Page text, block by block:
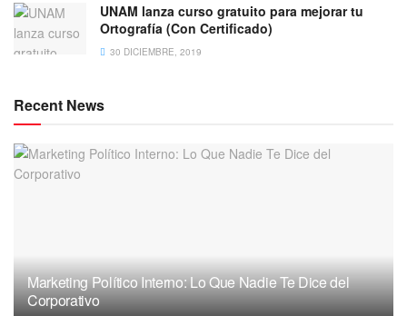
UNAM lanza curso gratuito para mejorar tu
Ortografía (Con Certificado)
30 DICIEMBRE, 2019
Recent News
Marketing Político Interno: Lo Que Nadie Te Dice del
Corporativo